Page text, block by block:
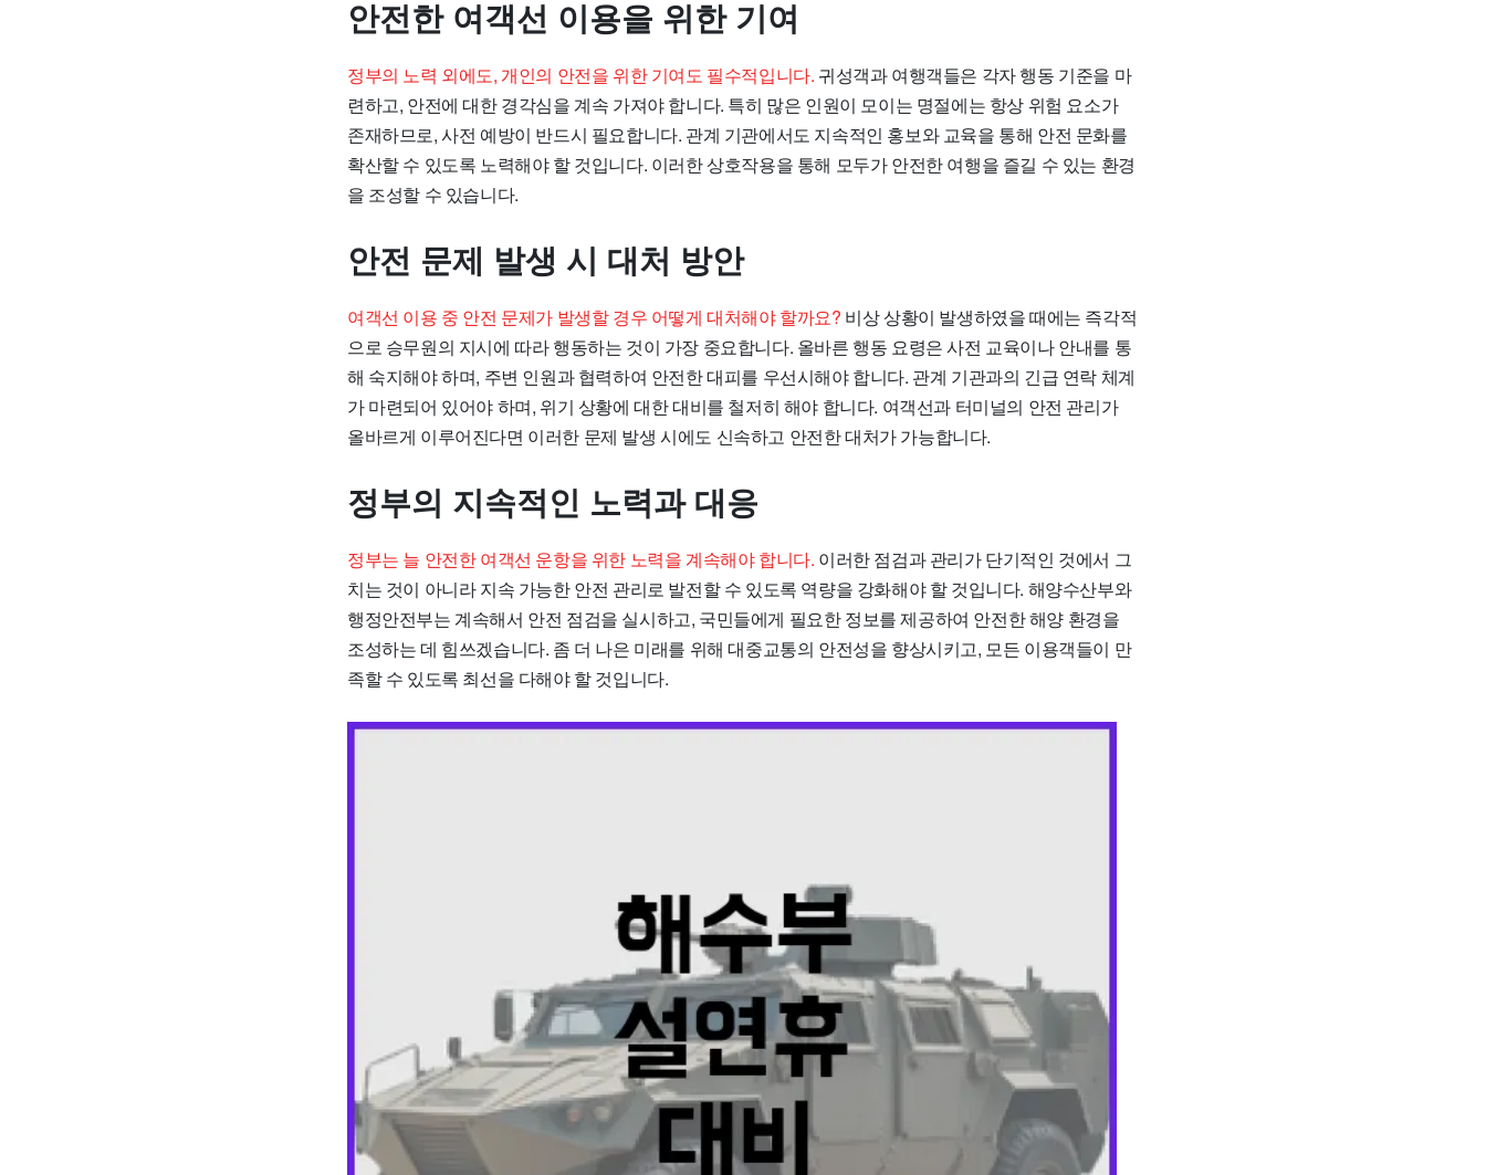
안전한 여객선 이용을 위한 기여
정부의 노력 외에도, 개인의 안전을 위한 기여도 필수적입니다. 귀성객과 여행객들은 각자 행동 기준을 마
련하고, 안전에 대한 경각심을 계속 가져야 합니다. 특히 많은 인원이 모이는 명절에는 항상 위험 요소가
존재하므로, 사전 예방이 반드시 필요합니다. 관계 기관에서도 지속적인 홍보와 교육을 통해 안전 문화를
확산할 수 있도록 노력해야 할 것입니다. 이러한 상호작용을 통해 모두가 안전한 여행을 즐길 수 있는 환경
을 조성할 수 있습니다.
안전 문제 발생 시 대처 방안
여객선 이용 중 안전 문제가 발생할 경우 어떻게 대처해야 할까요? 비상 상황이 발생하였을 때에는 즉각적
으로 승무원의 지시에 따라 행동하는 것이 가장 중요합니다. 올바른 행동 요령은 사전 교육이나 안내를 통
해 숙지해야 하며, 주변 인원과 협력하여 안전한 대피를 우선시해야 합니다. 관계 기관과의 긴급 연락 체계
가 마련되어 있어야 하며, 위기 상황에 대한 대비를 철저히 해야 합니다. 여객선과 터미널의 안전 관리가
올바르게 이루어진다면 이러한 문제 발생 시에도 신속하고 안전한 대처가 가능합니다.
정부의 지속적인 노력과 대응
정부는 늘 안전한 여객선 운항을 위한 노력을 계속해야 합니다. 이러한 점검과 관리가 단기적인 것에서 그
치는 것이 아니라 지속 가능한 안전 관리로 발전할 수 있도록 역량을 강화해야 할 것입니다. 해양수산부와
행정안전부는 계속해서 안전 점검을 실시하고, 국민들에게 필요한 정보를 제공하여 안전한 해양 환경을
조성하는 데 힘쓰겠습니다. 좀 더 나은 미래를 위해 대중교통의 안전성을 향상시키고, 모든 이용객들이 만
족할 수 있도록 최선을 다해야 할 것입니다.